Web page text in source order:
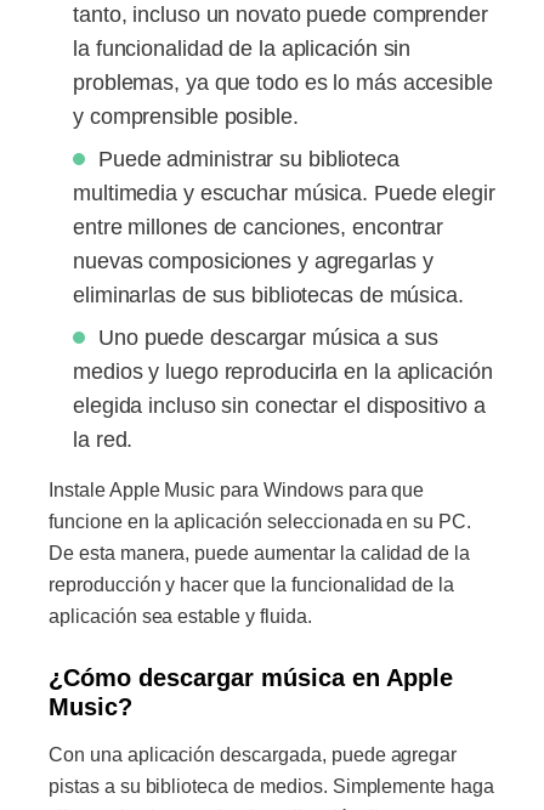
tanto, incluso un novato puede comprender
la funcionalidad de la aplicación sin
problemas, ya que todo es lo más accesible
y comprensible posible.
Puede administrar su biblioteca
multimedia y escuchar música. Puede elegir
entre millones de canciones, encontrar
nuevas composiciones y agregarlas y
eliminarlas de sus bibliotecas de música.
Uno puede descargar música a sus
medios y luego reproducirla en la aplicación
elegida incluso sin conectar el dispositivo a
la red.
Instale Apple Music para Windows para que
funcione en la aplicación seleccionada en su PC.
De esta manera, puede aumentar la calidad de la
reproducción y hacer que la funcionalidad de la
aplicación sea estable y fluida.
¿Cómo descargar música en Apple
Music?
Con una aplicación descargada, puede agregar
pistas a su biblioteca de medios. Simplemente haga